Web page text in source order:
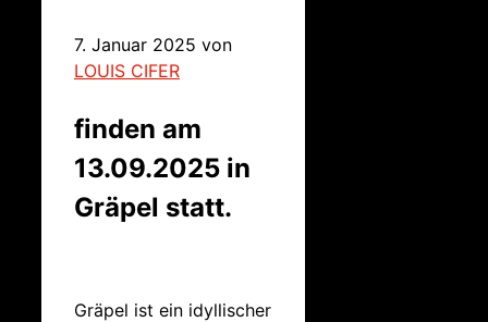
7. Januar 2025 von
LOUIS CIFER
finden am
13.09.2025 in
Gräpel statt.
Gräpel ist ein idyllischer